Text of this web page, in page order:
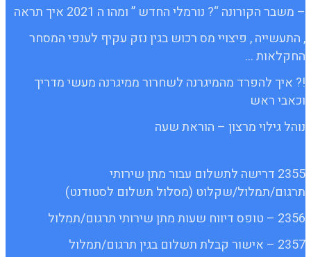
– משבר הקורונה “? נורמלי החדש ” ומהו ה 2021 איך תראה
, התעשייה , פיצויי מס רכוש בגין נזק עקיף לענפי המסחר
החקלאות …
!? איך להפרד מהמיגרנה לשחרור ממיגרנה מעשי מדריך
וכאבי ראש
נוהל גילוי מרצון – הוראת שעה
2355 דרישה לתשלום עבור מתן שירותי
תרגום/תמלול/שקלוט (מסלול תשלום לסטודנט)
2356 – טופס דיווח שעות מתן שירותי תרגום/תמלול
2357 – אישור קבלת תשלום בגין תרגום/תמלול